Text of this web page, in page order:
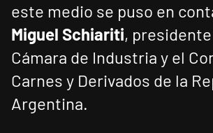
este medio se puso en
Miguel Schiariti,
Cámara de Industria y el
Carnes y Derivados de la
Argentina.